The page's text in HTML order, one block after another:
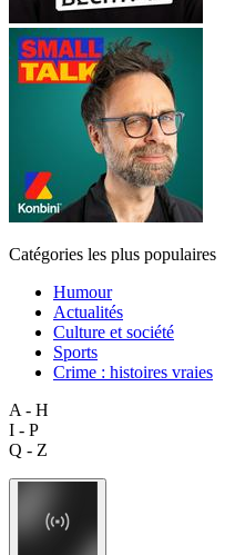
Catégories les plus populaires
Humour
Actualités
Culture et société
Sports
Crime : histoires vraies
A - H
I - P
Q - Z